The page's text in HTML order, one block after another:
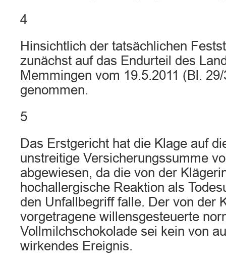
4
Hinsichtlich der tatsächlichen
zunächst auf das Endurteil des
Memmingen vom 19.5.2011 (Bl.
genommen.
5
Das Erstgericht hat die Klage auf
unstreitige Versicherungssumme
abgewiesen, da die von der
hochallergische Reaktion als
den Unfallbegriff falle. Der von der
vorgetragene willensgesteuerte
Vollmilchschokolade sei kein von
wirkendes Ereignis.